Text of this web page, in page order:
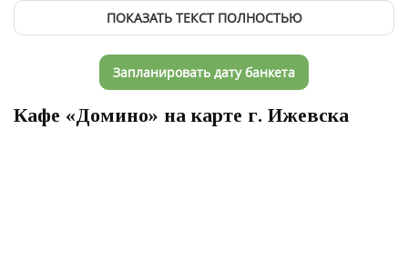
ПОКАЗАТЬ ТЕКСТ ПОЛНОСТЬЮ
Запланировать дату банкета
Кафе «Домино» на карте г. Ижевска